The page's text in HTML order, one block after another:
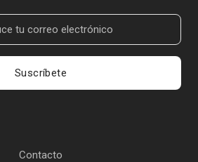
Suscríbete
Contacto